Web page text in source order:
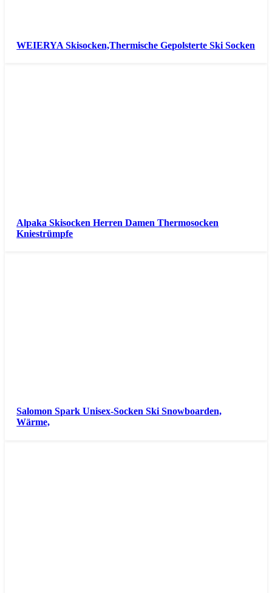
WEIERYA Skisocken,Thermische Gepolsterte Ski Socken
Alpaka Skisocken Herren Damen Thermosocken
Kniestrümpfe
Salomon Spark Unisex-Socken Ski Snowboarden,
Wärme,